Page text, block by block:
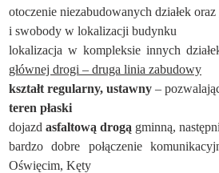
otoczenie niezabudowanych działek oraz
i swobody w lokalizacji budynku
lokalizacja w kompleksie innych
głównej drogi – druga linia zabudowy
kształt regularny, ustawny –
teren płaski
dojazd asfaltową drogą gminną,
bardzo dobre połączenie
Oświęcim, Kęty